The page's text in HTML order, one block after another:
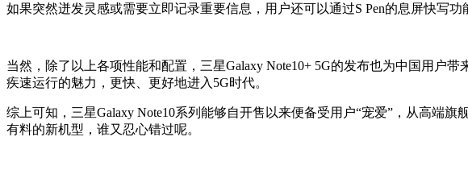
如果突然迸发灵感或需要立即记录重要信息，用户还可以通过S Pen的息屏快写功
当然，除了以上各项性能和配置，三星Galaxy Note10+ 5G的发布也为中国用户
疾速运行的魅力，更快、更好地进入5G时代。
综上可知，三星Galaxy Note10系列能够自开售以来便备受用户“宠爱”，从高端
有料的新机型，谁又忍心错过呢。